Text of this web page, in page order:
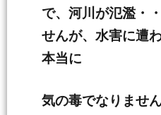
で、河川が氾濫・
せんが、水害に遭
本当に
気の毒でなりません